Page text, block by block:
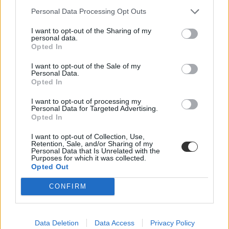
Personal Data Processing Opt Outs
I want to opt-out of the Sharing of my
personal data.
Opted In
I want to opt-out of the Sale of my
Personal Data.
Opted In
I want to opt-out of processing my
Personal Data for Targeted Advertising.
Opted In
I want to opt-out of Collection, Use,
Retention, Sale, and/or Sharing of my
Personal Data that Is Unrelated with the
Purposes for which it was collected.
Opted Out
CONFIRM
Data Deletion Data Access Privacy Policy
ceu